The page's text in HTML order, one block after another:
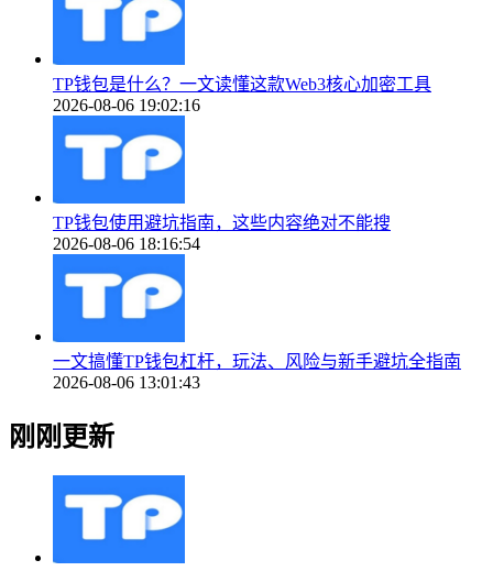
TP钱包是什么？一文读懂这款Web3核心加密工具
2026-08-06 19:02:16
TP钱包使用避坑指南，这些内容绝对不能搜
2026-08-06 18:16:54
一文搞懂TP钱包杠杆，玩法、风险与新手避坑全指南
2026-08-06 13:01:43
刚刚更新